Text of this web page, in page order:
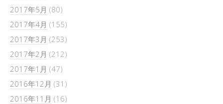
2017年5月 (80)
2017年4月 (155)
2017年3月 (253)
2017年2月 (212)
2017年1月 (47)
2016年12月 (31)
2016年11月 (16)